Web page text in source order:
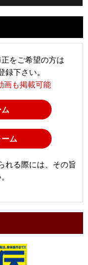
をご希望の方は
下さい。
画も掲載可能
ム
れる際には、その旨